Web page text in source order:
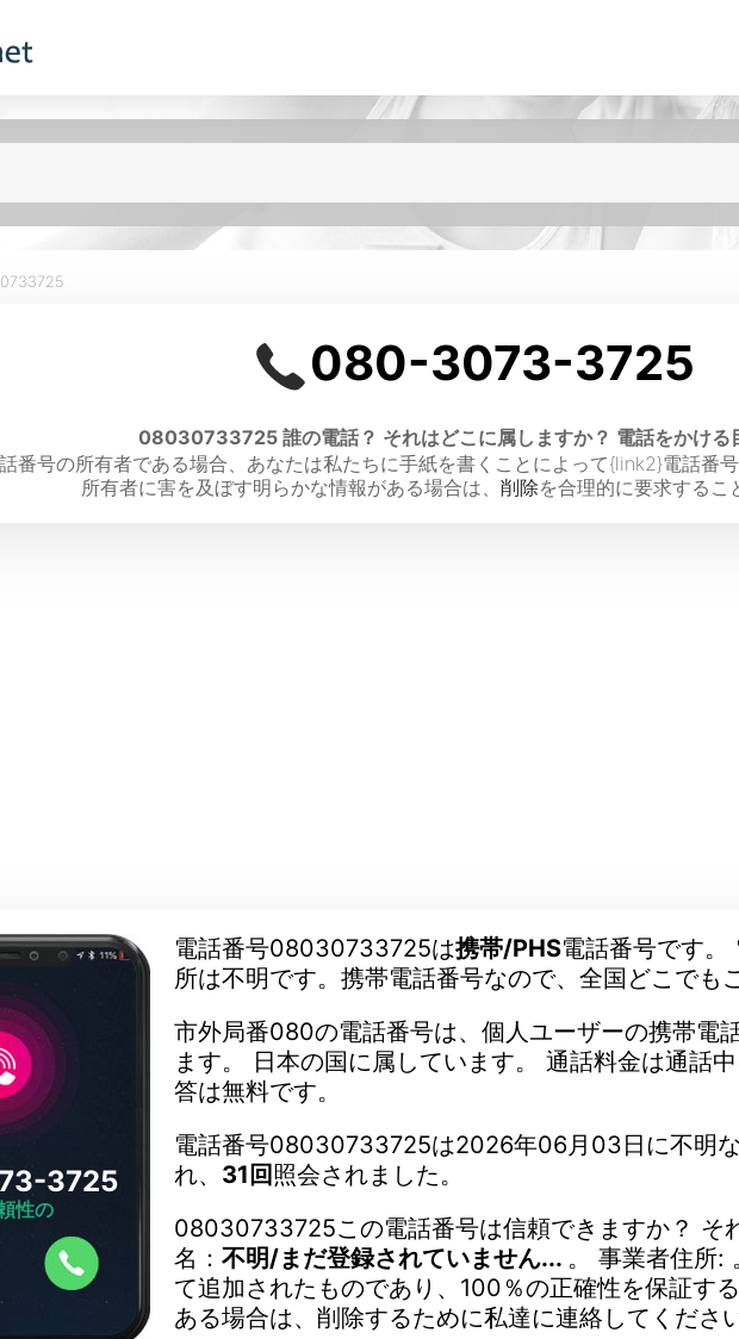
080-3073-3725
08030733725 誰の電話？ それはどこに属しますか？ 電話をかける
番号の所有者である場合、あなたは私たちに手紙を書くことによって{link2}電話番
所有者に害を及ぼす明らかな情報がある場合は、 削除を合理的に要求するこ
3725
性の
電話番号08030733725は携帯/PHS電話番号です
所は不明です。携帯電話番号なので、全国どこでも
市外局番080の電話番号は、個人ユーザーの携帯電
ます。 日本の国に属しています。 通話料金は通話
答は無料です。
電話番号08030733725は2026年06月03日に不明
れ、 31回照会されました。
08030733725この電話番号は信頼できますか？ そ
名：不明/まだ登録されていません... 。 事業者住所:
て追加されたものであり、100％の正確性を保証す
ある場合は、削除するために私達に連絡してくださ